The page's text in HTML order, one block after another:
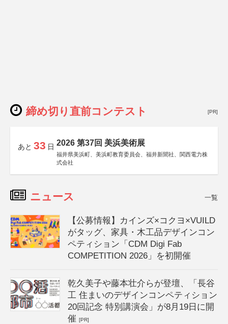
締め切り直前コンテスト [PR]
あと 33 日 2026 第37回 美浜美術展
福井県美浜町、美浜町教育委員会、福井新聞社、関西電力株
式会社
ニュース 一覧
【公募情報】カインズ×コクヨ×VUILD
がタッグ、家具・木工品デザインコン
ペティション「CDM Digi Fab
COMPETITION 2026」を初開催
乾久美子や藤本壮介らが登壇、「長谷
工 住まいのデザインコンペティション
20回記念 特別講演会」が8月19日に開
催[PR]